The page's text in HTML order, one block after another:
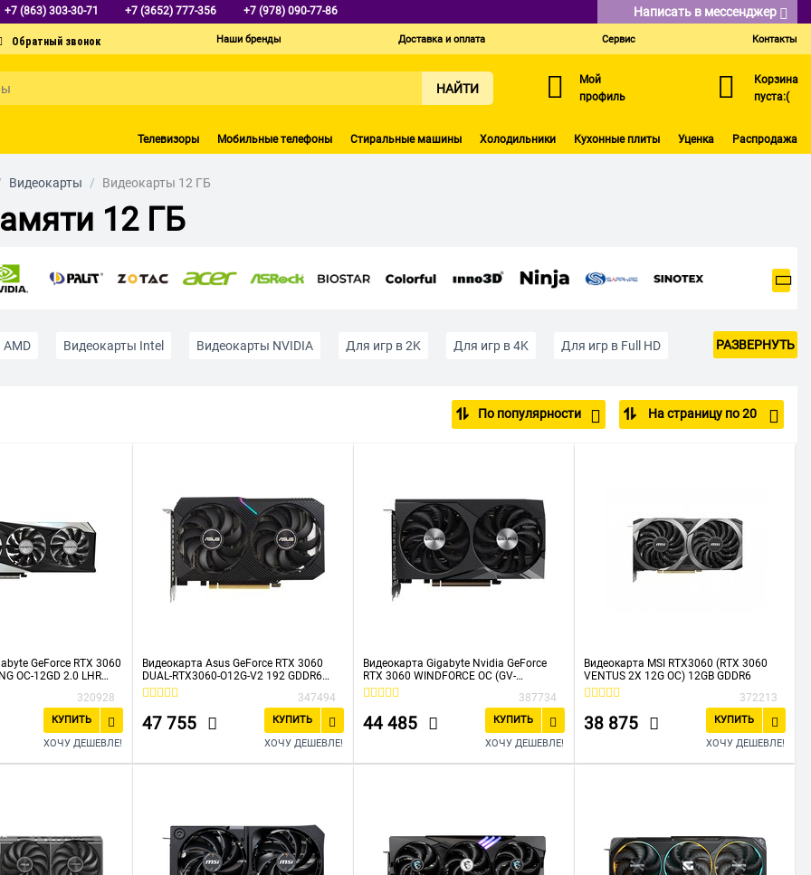
+7 (863) 303-30-71 +7 (3652) 777-356 +7 (978) 090-77-86 Написать в мессенджер
Наши бренды Доставка и оплата Сервис Контакты
НАЙТИ
Мой
профиль
Корзина
пуста:(
Телевизоры Мобильные телефоны Стиральные машины Холодильники Кухонные плиты Уценка Распродажа
Видеокарты / Видеокарты 12 ГБ
12 ГБ
Видеокарты Intel Видеокарты NVIDIA Для игр в 2K Для игр в 4K Для игр в Full HD РАЗВЕРНУТЬ
По популярности На страницу по 20
GeForce RTX 3060
OC-12GD 2.0 LHR
DPx2/HDCP Ret
320928
КУПИТЬ
ХОЧУ ДЕШЕВЛЕ!
Видеокарта Asus GeForce RTX 3060
DUAL-RTX3060-O12G-V2 192 GDDR6
1837/15000/HDMIx1/DPx3/HDCP Ret
347494
47 755
КУПИТЬ
ХОЧУ ДЕШЕВЛЕ!
Видеокарта Gigabyte Nvidia GeForce
RTX 3060 WINDFORCE OC (GV-
N3060WF2OC-12GD) 12288Mb PCI-E 4.0
192 GDDR6 1792/15000 HDMIx2 DPx2
HDCP Ret
387734
44 485
КУПИТЬ
ХОЧУ ДЕШЕВЛЕ!
Видеокарта MSI RTX3060 (RTX 3060
VENTUS 2X 12G OC) 12GB GDDR6
372213
38 875
КУПИТЬ
ХОЧУ ДЕШЕВЛЕ!